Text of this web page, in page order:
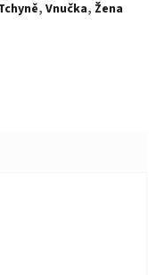
, Vnučka, Žena